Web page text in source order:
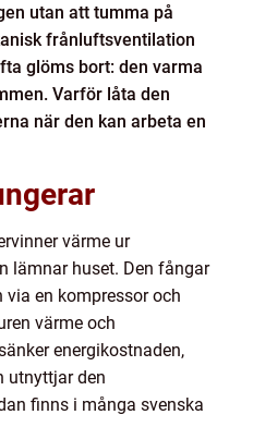
utan att tumma på
frånluftsventilation
glöms bort: den varma
Varför låta den
när den kan arbeta en
värme ur
lämnar huset. Den fångar
via en kompressor och
värme och
energikostnaden,
utnyttjar den
finns i många svenska